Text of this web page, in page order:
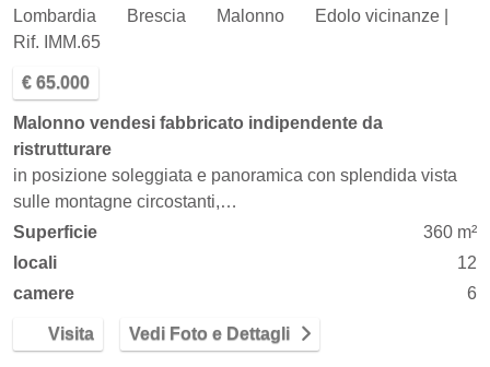
Lombardia Brescia Malonno
Edolo vicinanze |
Rif. IMM.65
€ 65.000
Malonno vendesi fabbricato indipendente da
ristrutturare
in posizione soleggiata e panoramica con splendida vista
sulle montagne circostanti,…
Superficie
360 m²
locali
12
camere
6
Visita Vedi Foto e Dettagli